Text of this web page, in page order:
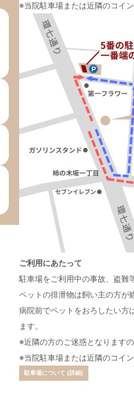
※当院駐車場または近隣のコイ
ご利用にあたって
駐車場をご利用中の事故、盗難
ペットの排泄物は飼い主の方が
病院前でペットをおろしたい方
ます。
※近隣の方のご迷惑となります
※当院駐車場または近隣のコイ
駐車場について (詳細)